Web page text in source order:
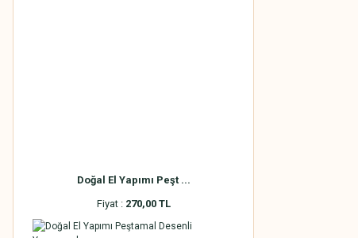
Doğal El Yapımı Peşt ...
Fiyat : 270,00 TL